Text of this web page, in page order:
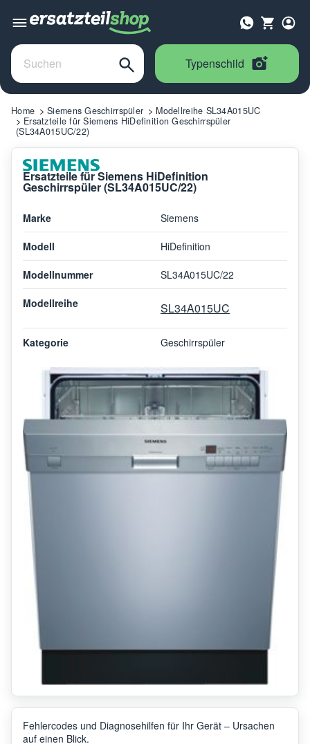
Typenschild
Home Siemens Geschirrspüler
Modellreihe SL34A015UC
Ersatzteile für Siemens HiDefinition Geschirrspüler
(SL34A015UC/22)
Ersatzteile für Siemens HiDefinition
Geschirrspüler (SL34A015UC/22)
Marke Siemens
Modell HiDefinition
Modellnummer SL34A015UC/22
Modellreihe SL34A015UC
Kategorie Geschirrspüler
Fehlercodes und Diagnosehilfen für Ihr Gerät – Ursachen
auf einen Blick.